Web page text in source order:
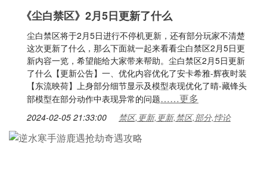
《尘白禁区》2月5日更新了什么
尘白禁区将于2月5日进行不停机更新，还有部分玩家不清楚
这次更新了什么，那么下面就一起来看看尘白禁区2月5日更
新内容一览，希望能给大家带来帮助。尘白禁区2月5日更新
了什么【更新公告】一、优化内容优化了安卡希雅-辉夜时装
【东流映荷】上身部分细节显示及模型表现优化了晴-藏锋头
部模型在部分动作中表现异常的问题……更多
2024-02-05 21:33:00 禁区,更新,更新,禁区,部分,悖论